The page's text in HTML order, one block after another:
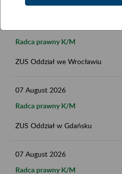
Radca prawny K/M
ZUS Oddział we Wrocławiu
07 August 2026
Radca prawny K/M
ZUS Oddział w Gdańsku
07 August 2026
Radca prawny K/M